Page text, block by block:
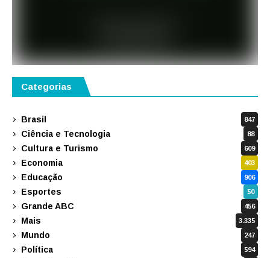
Categorias
Brasil 847
Ciência e Tecnologia 88
Cultura e Turismo 609
Economia 403
Educação 906
Esportes 50
Grande ABC 456
Mais 3.335
Mundo 247
Política 594